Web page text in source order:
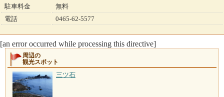
駐車料金
無料
電話
0465-62-5577
[an error occurred while processing this directive]
周辺の
観光スポット
三ツ石